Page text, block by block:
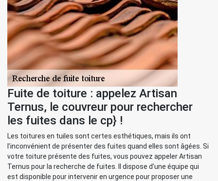
Fuite de toiture : appelez Artisan
Ternus, le couvreur pour rechercher
les fuites dans le cp} !
Les toitures en tuiles sont certes esthétiques, mais ils ont
l’inconvénient de présenter des fuites quand elles sont âgées. Si
votre toiture présente des fuites, vous pouvez appeler Artisan
Ternus pour la recherche de fuites. Il dispose d’une équipe qui
est disponible pour intervenir en urgence pour proposer une